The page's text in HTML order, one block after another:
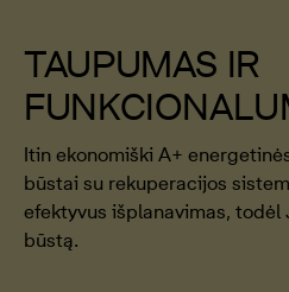
TAUPUMAS IR
Itin ekonomiški A+
būstai su rekuperacijos
efektyvus išplanavimas, todėl
būstą.